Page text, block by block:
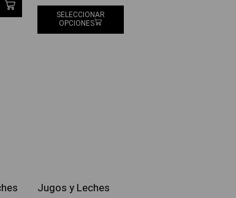
SELECCIONAR
OPCIONES
Jugos y Leches